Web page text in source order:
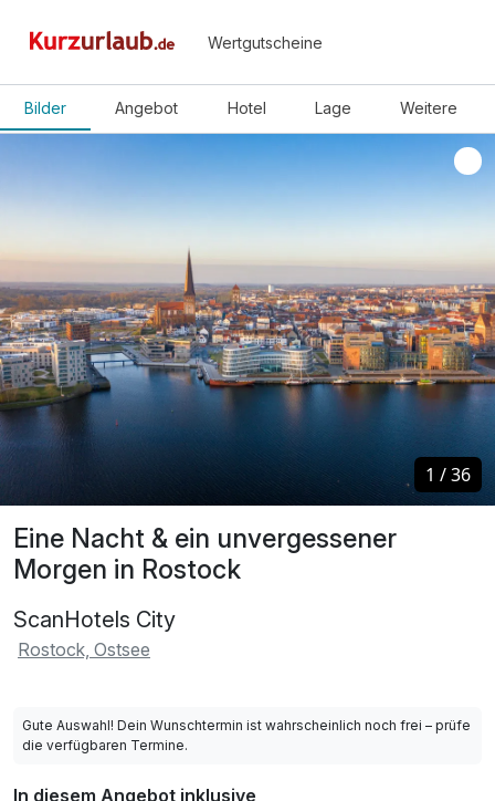
Wertgutscheine
Bilder Angebot Hotel Lage Weitere
Eine Nacht & ein unvergessener
Morgen in Rostock
ScanHotels City
Rostock, Ostsee
1 /36
1 /36
Gute Auswahl! Dein Wunschtermin ist wahrscheinlich noch frei – prüfe
die verfügbaren Termine.
In diesem Angebot inklusive